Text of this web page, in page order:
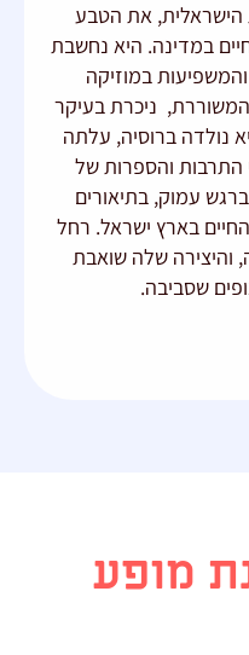
את הטבע
במדינה. היא נחשבת
במוזיקה
ניכרת בעיקר
ברוסיה, עלתה
והספרות של
עמוק, בתיאורים
בארץ ישראל. רחל
שלה שואבת
שסביבה.
מופע